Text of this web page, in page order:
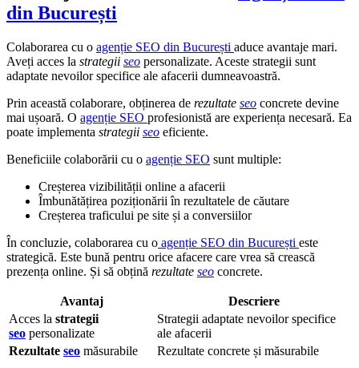
din București
Colaborarea cu o agenție SEO din București aduce avantaje mari.
Aveți acces la strategii seo personalizate. Aceste strategii sunt
adaptate nevoilor specifice ale afacerii dumneavoastră.
Prin această colaborare, obținerea de rezultate seo concrete devine
mai ușoară. O agenție SEO profesionistă are experiența necesară. Ea
poate implementa strategii seo eficiente.
Beneficiile colaborării cu o agenție SEO sunt multiple:
Creșterea vizibilității online a afacerii
Îmbunătățirea poziționării în rezultatele de căutare
Creșterea traficului pe site și a conversiilor
În concluzie, colaborarea cu o agenție SEO din București este
strategică. Este bună pentru orice afacere care vrea să crească
prezența online. Și să obțină rezultate seo concrete.
Avantaj
Descriere
Acces la strategii
seo personalizate
Strategii adaptate nevoilor specifice
ale afacerii
Rezultate seo măsurabile Rezultate concrete și măsurabile